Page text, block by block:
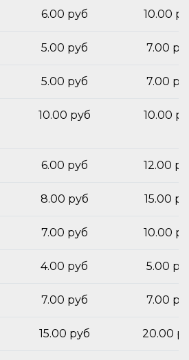
6.00 руб 10.00
5.00 руб 7.00
5.00 руб 7.00
10.00 руб 10.00
6.00 руб 12.00
8.00 руб 15.00
7.00 руб 10.00
4.00 руб 5.00
7.00 руб 7.00
15.00 руб 20.00